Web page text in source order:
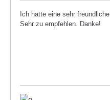
Ich hatte eine sehr
Sehr zu empfehlen. Danke!